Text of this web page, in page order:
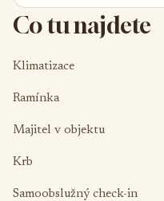
Co tu najdete
Klimatizace
Ramínka
Majitel v objektu
Krb
Samoobslužný check-in